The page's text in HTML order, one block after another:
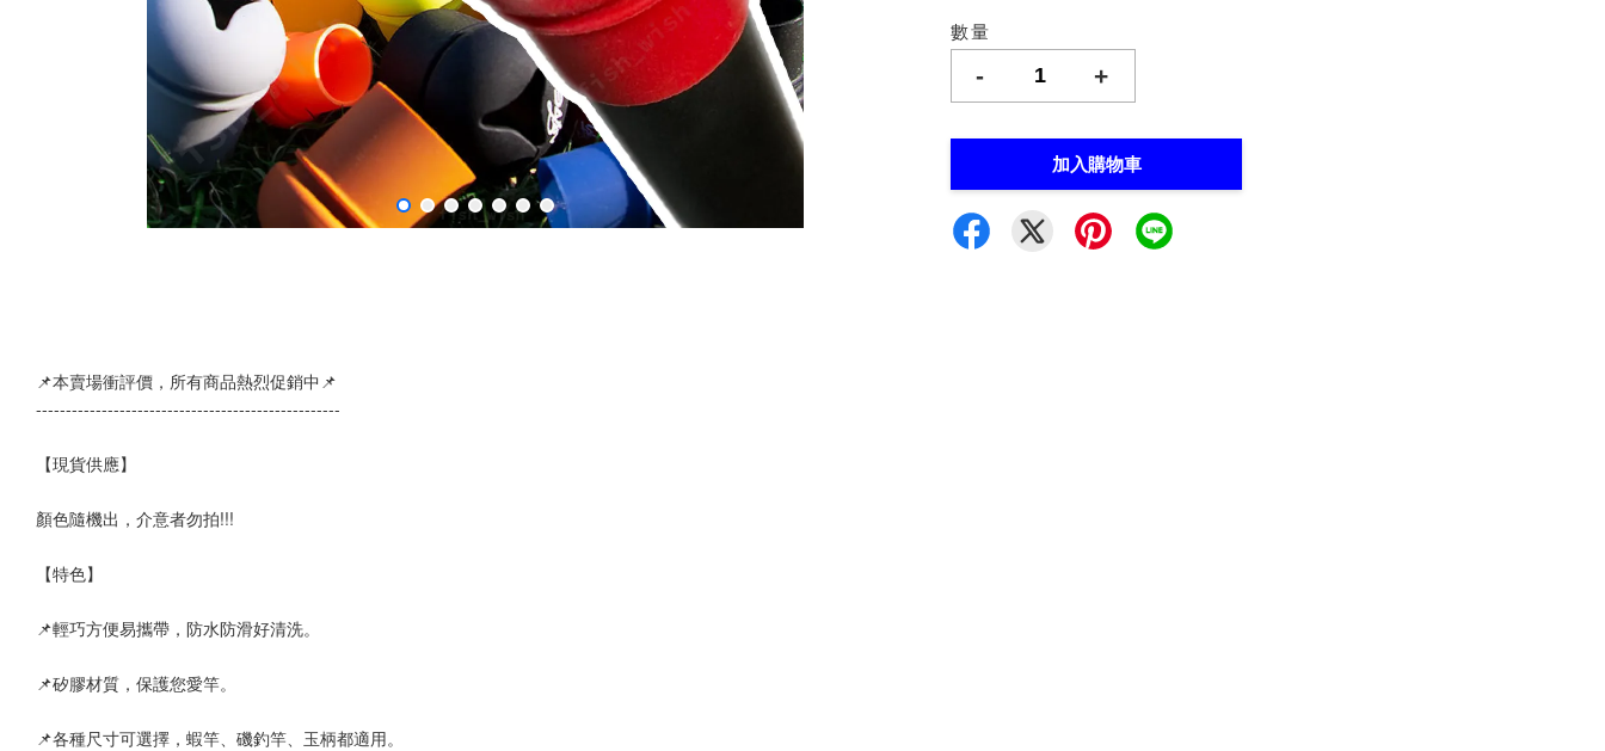
數量
- +
加入購物車
📌本賣場衝評價，所有商品熱烈促銷中📌
---------------------------------------------------
【現貨供應】
顏色隨機出，介意者勿拍!!!
【特色】
📌輕巧方便易攜帶，防水防滑好清洗。
📌矽膠材質，保護您愛竿。
📌各種尺寸可選擇，蝦竿、磯釣竿、玉柄都適用。